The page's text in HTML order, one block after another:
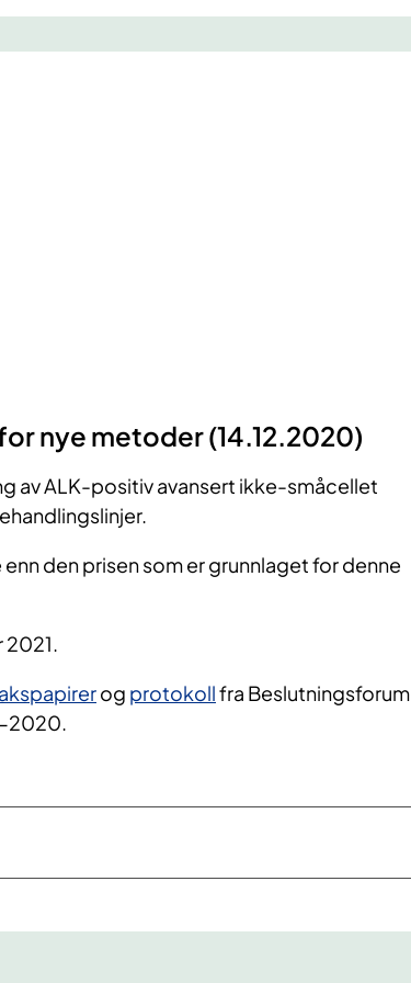
nye metoder (14.12.2020)
av ALK-positiv avansert ikke-småcellet
den prisen som er grunnlaget for denne
2021.
og protokollfra Beslutningsforum
2020.